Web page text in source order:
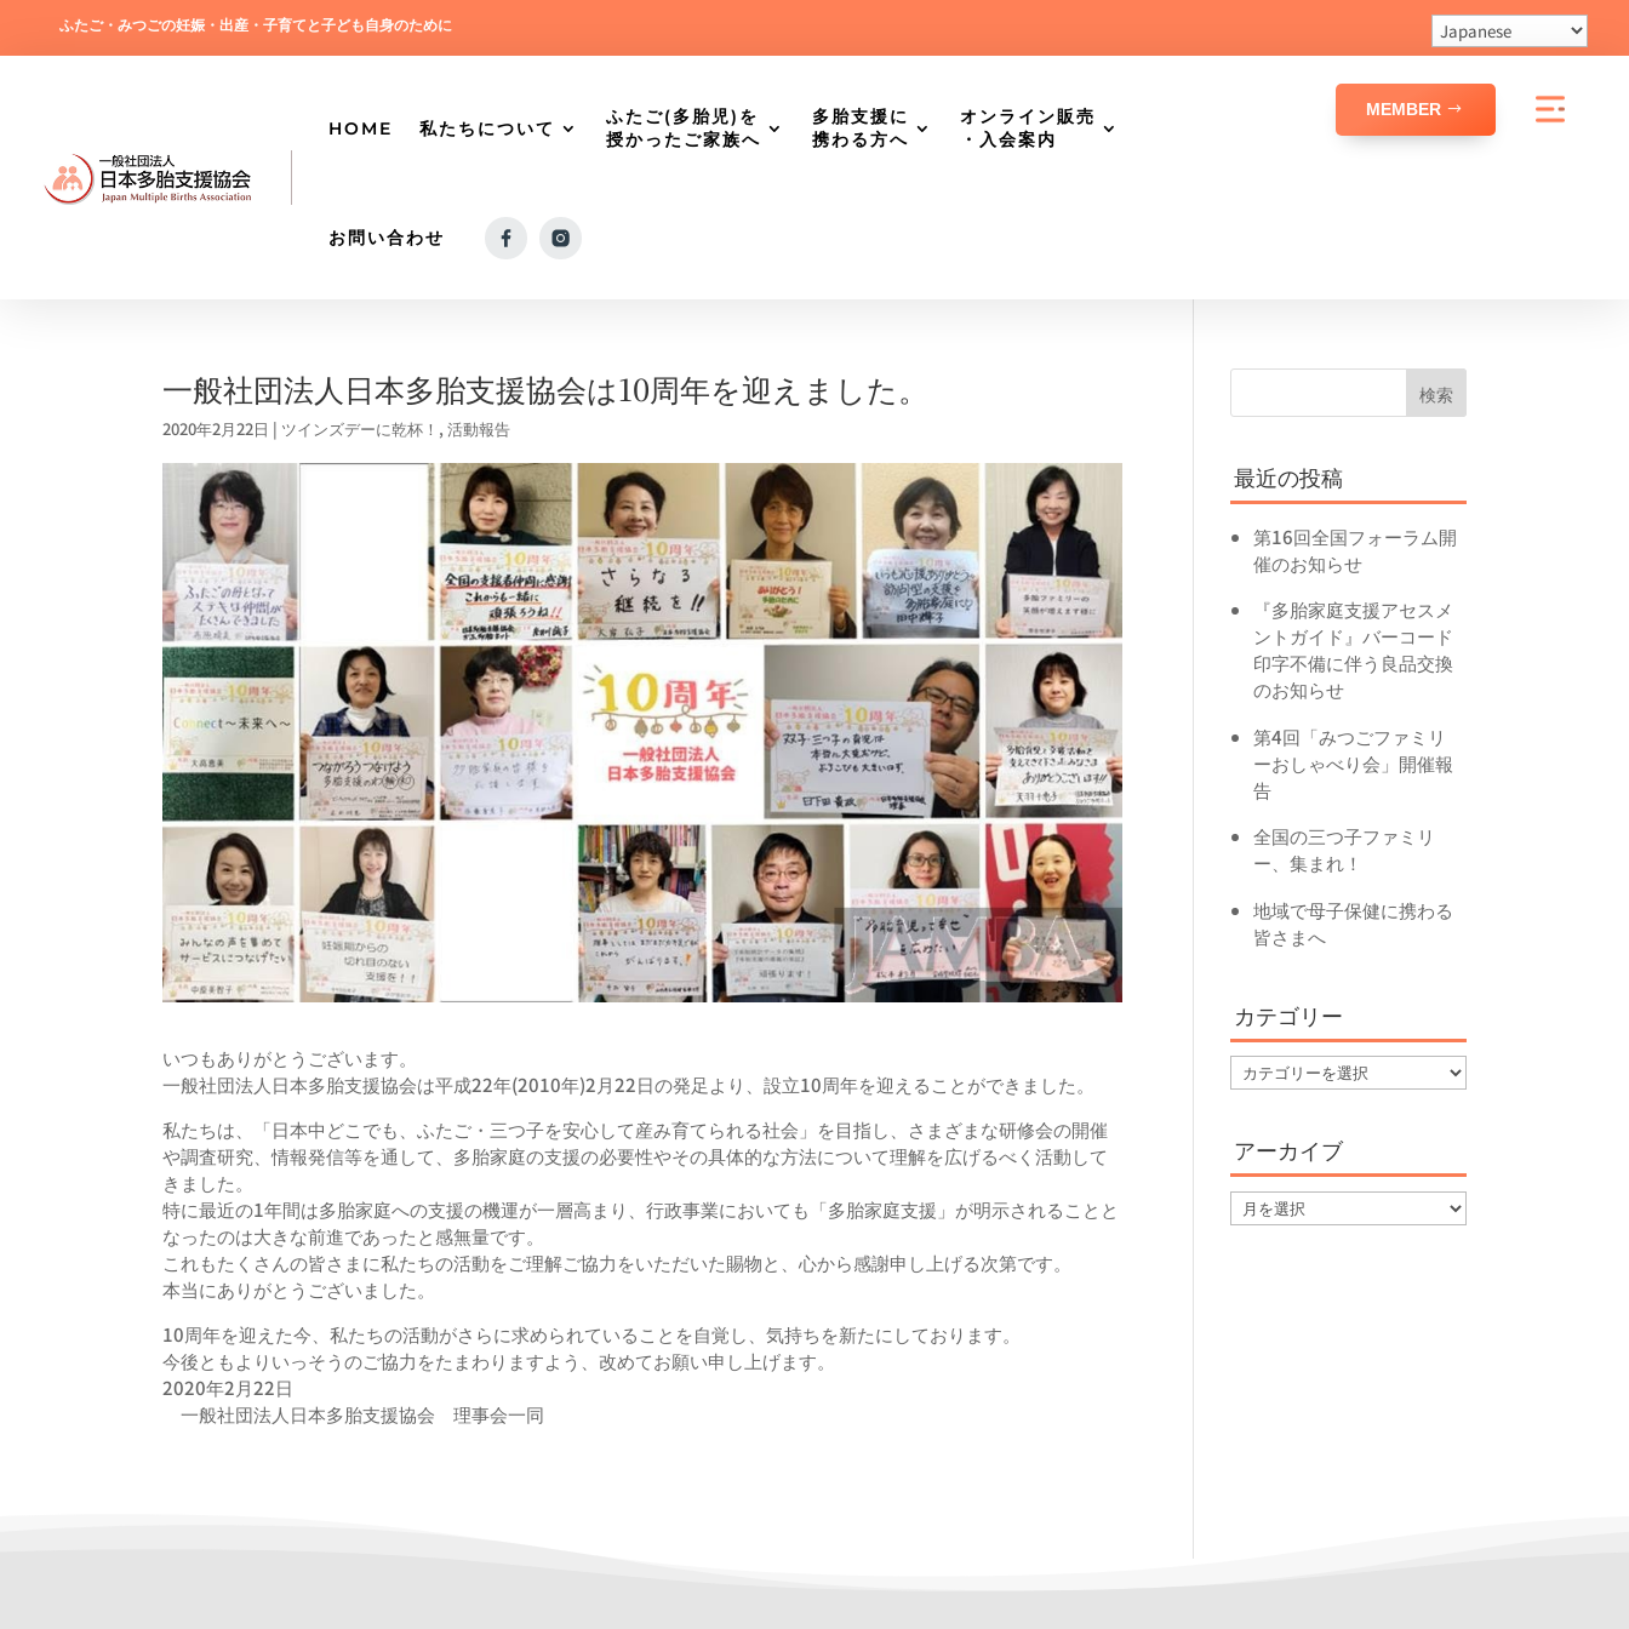
ふたご・みつごの妊娠・出産・子育てと子ども自身のために
HOME 私たちについて
ふたご(多胎児)を
授かったご家族へ
多胎支援に
携わる方へ
オンライン販売
・入会案内
お問い合わせ
MEMBER
一般社団法人日本多胎支援協会は10周年を迎えました。
2020年2月22日 | ツインズデーに乾杯！ ,活動報告
いつもありがとうございます。
一般社団法人日本多胎支援協会は平成22年(2010年)2月22日の発足より、設立10周年を迎えることができました。
私たちは、「日本中どこでも、ふたご・三つ子を安心して産み育てられる社会」を目指し、さまざまな研修会の開催
や調査研究、情報発信等を通して、多胎家庭の支援の必要性やその具体的な方法について理解を広げるべく活動して
きました。
特に最近の1年間は多胎家庭への支援の機運が一層高まり、行政事業においても「多胎家庭支援」 が明示されることと
なったのは大きな前進であったと感無量です。
これもたくさんの皆さまに私たちの活動をご理解ご協力をいただいた賜物と、心から感謝申し上げる次第です。
本当にありがとうございました。
10周年を迎えた今、私たちの活動がさらに求められていることを自覚し、気持ちを新たにしております。
今後ともよりいっそうのご協力をたまわりますよう、改めてお願い申し上げます。
2020年2月22日
一般社団法人日本多胎支援協会 理事会一同
最近の投稿
第16回全国フォーラム開
催のお知らせ
『多胎家庭支援アセスメ
ントガイド』バーコード
印字不備に伴う良品交換
のお知らせ
第4回「みつごファミリ
ーおしゃべり会」開催報
告
全国の三つ子ファミリ
ー、集まれ！
地域で母子保健に携わる
皆さまへ
カテゴリー
カ
テ
リ
ー
アーカイブ
ア
ー